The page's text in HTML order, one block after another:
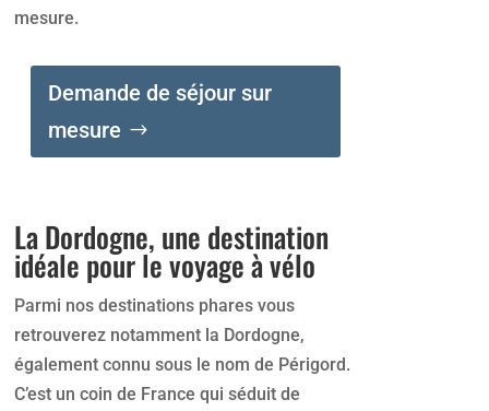
mesure.
Demande de séjour sur
mesure
La Dordogne, une destination
idéale pour le voyage à vélo
Parmi nos destinations phares vous
retrouverez notamment la Dordogne,
également connu sous le nom de Périgord.
C’est un coin de France qui séduit de